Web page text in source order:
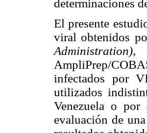
determinaciones
El presente
viral obtenidos
Administration),
AmpliPrep/
infectados por
utilizados
Venezuela o
evaluación de